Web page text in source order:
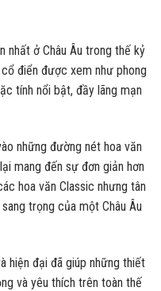
nhất ở Châu Âu trong thế kỷ
điển được xem như phong
tính nổi bật, đầy lãng mạn
những đường nét hoa văn
lại mang đến sự đơn giản hơn
hoa văn Classic nhưng tân
trọng của một Châu Âu
hiện đại đã giúp những thiết
và yêu thích trên toàn thế